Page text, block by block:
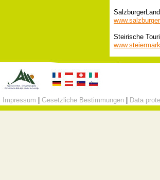
SalzburgerLand
Steirische
Impressum Gesetzliche Bestimmungen Data